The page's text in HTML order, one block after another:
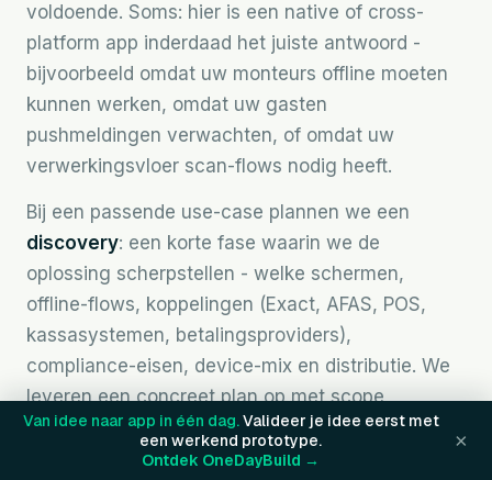
voldoende. Soms: hier is een native of cross-
platform app inderdaad het juiste antwoord -
bijvoorbeeld omdat uw monteurs offline moeten
kunnen werken, omdat uw gasten
pushmeldingen verwachten, of omdat uw
verwerkingsvloer scan-flows nodig heeft.
Bij een passende use-case plannen we een
discovery: een korte fase waarin we de
oplossing scherpstellen - welke schermen,
offline-flows, koppelingen (Exact, AFAS, POS,
kassasystemen, betalingsproviders),
compliance-eisen, device-mix en distributie. We
leveren een concreet plan op met scope,
planning en budget waarmee u intern kunt
Van idee naar app in één dag.Valideer je idee eerst met
een werkend prototype.
Ontdek OneDayBuild →
×